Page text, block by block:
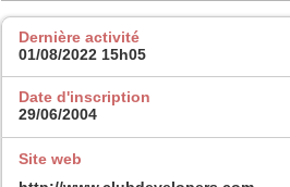
Dernière activité
01/08/2022 15h05
Date d'inscription
29/06/2004
Site web